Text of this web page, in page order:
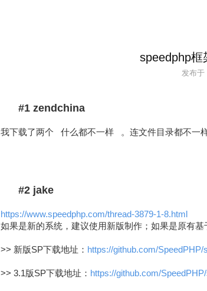
speedphp框
发布于
#1 zendchina
我下载了两个 什么都不一样 。连文件目录都不一
#2 jake
https://www.speedphp.com/thread-3879-1-8.html
如果是新的系统，建议使用新版制作；如果是原有基
>> 新版SP下载地址： https://github.com/
>> 3.1版SP下载地址： https://github.com/